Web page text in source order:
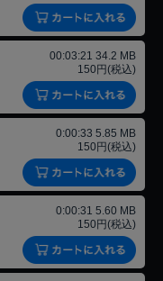
00:03:21 34.2 MB
150円(税込)
0:00:33 5.85 MB
150円(税込)
0:00:31 5.60 MB
150円(税込)